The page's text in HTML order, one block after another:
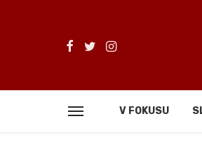
V FOKUSU